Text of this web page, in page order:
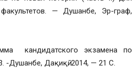
факультетов. — Душанбе, Эр-граф,
кандидатского экзамена по
-Душанбе, Дақиқӣ. 2014, — 21 С.